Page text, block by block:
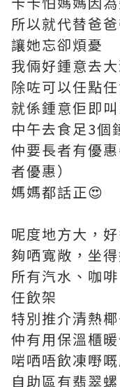
所以就代替爸
讓她忘卻煩憂
我倆好鍾意去
除咗可以任點
就係鍾意佢即
中午去食足3個
仲要長者有優
者優惠）
媽媽都話正😍
呢度地方大，
夠哂寬敞，坐
所有汽水、咖
任飲架
特別推介清熱
仲有用保溫櫃
啱哂唔飲凍嘢
自助區有翡翠